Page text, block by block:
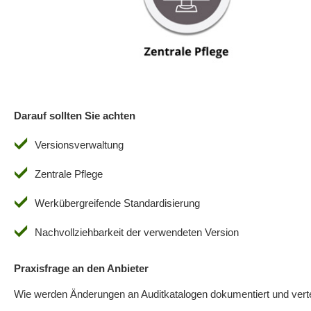
Darauf sollten Sie achten
Versionsverwaltung
Zentrale Pflege
Werkübergreifende Standardisierung
Nachvollziehbarkeit der verwendeten Version
Praxisfrage an den Anbieter
Wie werden Änderungen an Auditkatalogen dokumentiert und